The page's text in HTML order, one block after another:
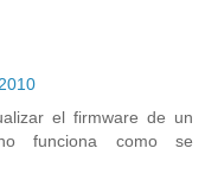
el firmware de un
funciona como se